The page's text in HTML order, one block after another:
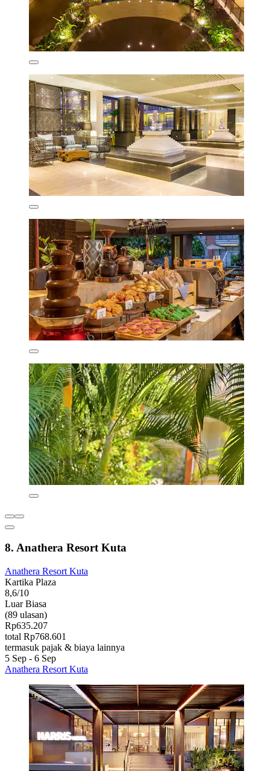
8. Anathera Resort Kuta
Anathera Resort Kuta
Kartika Plaza
8,6/10
Luar Biasa
(89 ulasan)
Rp635.207
total Rp768.601
termasuk pajak & biaya lainnya
5 Sep - 6 Sep
Anathera Resort Kuta